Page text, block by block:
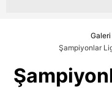
Galeri
Şampiyonlar